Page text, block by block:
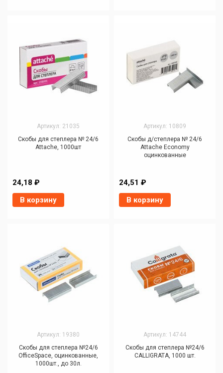
Артикул: 21035
Скобы для степлера № 24/6
Attache, 1000шт
24,18 ₽
В корзину
Артикул: 10809
Скобы д/степлера № 24/6
Attache Economy
оцинкованные
24,51 ₽
В корзину
Артикул: 19380
Скобы для степлера №24/6
OfficeSpace, оцинкованные,
1000шт., до 30л.
Артикул: 14744
Скобы для степлера №24/6
CALLIGRATA, 1000 шт.